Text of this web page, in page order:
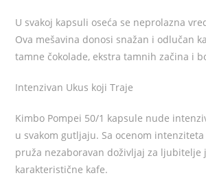
U svakoj kapsuli oseća se neprolazna
Ova mešavina donosi snažan i odlučan
tamne čokolade, ekstra tamnih začina i
Intenzivan Ukus koji Traje
Kimbo Pompei 50/1 kapsule nude
u svakom gutljaju. Sa ocenom intenziteta
pruža nezaboravan doživljaj za ljubitelje
karakteristične kafe.